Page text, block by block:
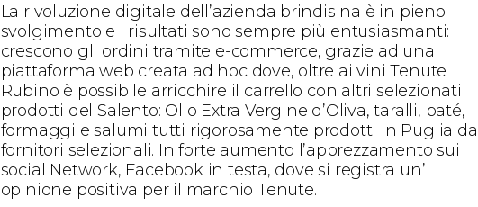
La rivoluzione digitale dell’azienda brindisina è in pieno
svolgimento e i risultati sono sempre più entusiasmanti:
crescono gli ordini tramite e-commerce, grazie ad una
piattaforma web creata ad hoc dove, oltre ai vini Tenute
Rubino è possibile arricchire il carrello con altri selezionati
prodotti del Salento: Olio Extra Vergine d’Oliva, taralli, paté,
formaggi e salumi tutti rigorosamente prodotti in Puglia da
fornitori selezionali. In forte aumento l’apprezzamento sui
social Network, Facebook in testa, dove si registra un’
opinione positiva per il marchio Tenute.